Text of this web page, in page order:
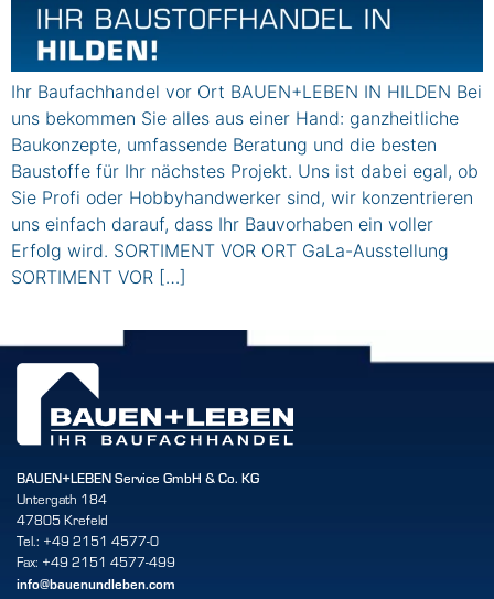
Ihr Baufachhandel vor Ort BAUEN+LEBEN IN HILDEN Bei
uns bekommen Sie alles aus einer Hand: ganzheitliche
Baukonzepte, umfassende Beratung und die besten
Baustoffe für Ihr nächstes Projekt. Uns ist dabei egal, ob
Sie Profi oder Hobbyhandwerker sind, wir konzentrieren
uns einfach darauf, dass Ihr Bauvorhaben ein voller
Erfolg wird. SORTIMENT VOR ORT GaLa-Ausstellung
SORTIMENT VOR […]
BAUEN+LEBEN Service GmbH & Co. KG
Untergath 184
47805 Krefeld
Tel.: +49 2151 4577-0
Fax: +49 2151 4577-499
info@bauenundleben.com